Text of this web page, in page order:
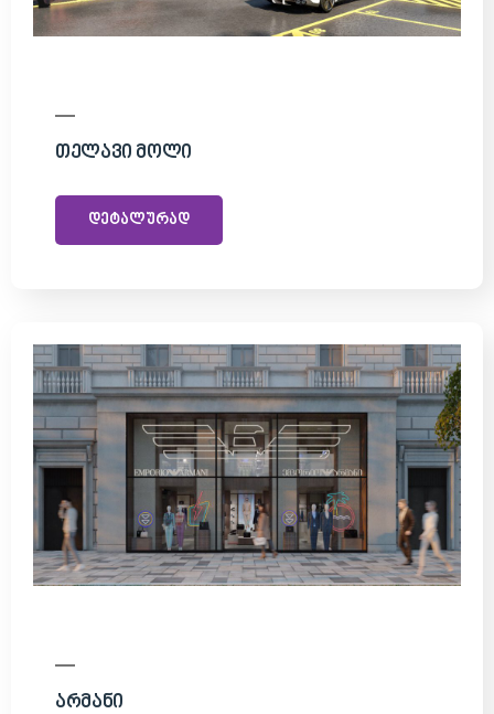
Თელავი Მოლი
დეტალურად
Არმანი